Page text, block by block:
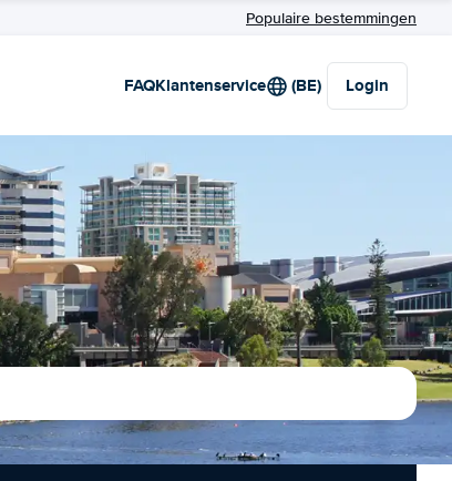
Populaire bestemmingen
FAQKlantenservice (BE) Login